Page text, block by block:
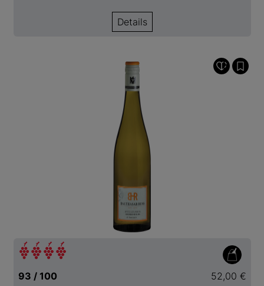
Details
93 / 100
52,00 €